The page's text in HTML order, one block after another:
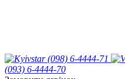
(098) 6-4444-71
(093) 6-4444-70